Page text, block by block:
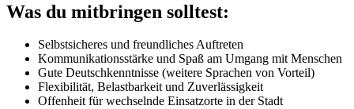
Was du mitbringen solltest:
Selbstsicheres und freundliches Auftreten
Kommunikationsstärke und Spaß am Umgang mit Menschen
Gute Deutschkenntnisse (weitere Sprachen von Vorteil)
Flexibilität, Belastbarkeit und Zuverlässigkeit
Offenheit für wechselnde Einsatzorte in der Stadt